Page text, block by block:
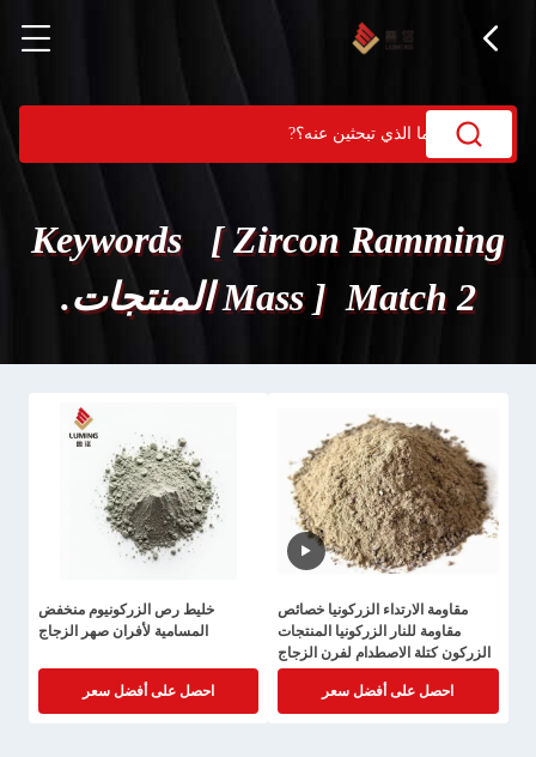
Keywords [ Zircon Ramming
Mass ] Match 2 المنتجات.
مقاومة الارتداء الزركونيا خصائص
مقاومة للنار الزركونيا المنتجات
الزركون كتلة الاصطدام لفرن الزجاج
احصل على أفضل سعر
خليط رص الزركونيوم منخفض
المسامية لأفران صهر الزجاج
احصل على أفضل سعر